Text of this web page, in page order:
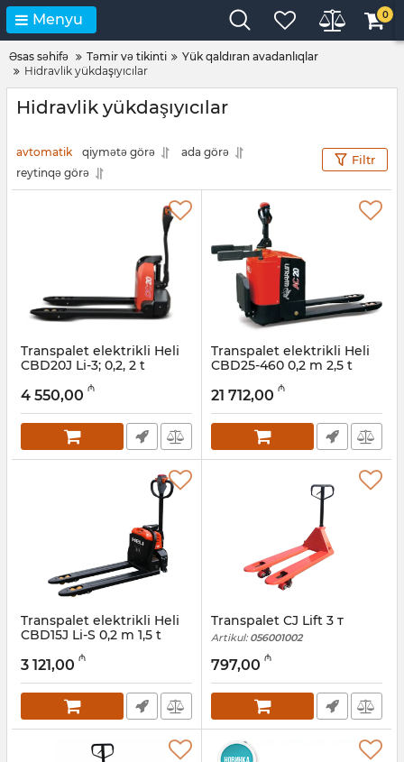
Menyu 0
Əsas səhifə Təmir və tikinti
Yük qaldıran avadanlıqlar
Hidravlik yükdaşıyıcılar
Hidravlik yükdaşıyıcılar
avtomatik qiymətə görə
ada görə
reytinqə görə
Filtr
Transpalet elektrikli Heli
CBD20J Li-3; 0,2, 2 t
056001010
4 550,00 ₼
Transpalet elektrikli Heli
CBD25-460 0,2 m 2,5 t
056001008
21 712,00 ₼
Transpalet elektrikli Heli
CBD15J Li-S 0,2 m 1,5 t
056001007
3 121,00 ₼
Transpalet CJ Lift 3 т
Artikul: 056001002
797,00 ₼